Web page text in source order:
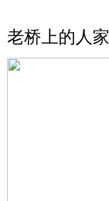
老桥上的人家